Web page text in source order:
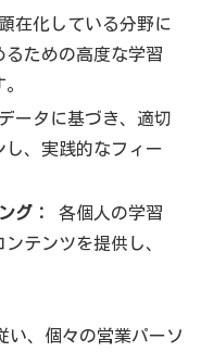
在化している分野に
ための高度な学習
ータに基づき、適切
し、実践的なフィー
グ：
各個人の学習
テンツを提供し、
い、個々の営業パーソ